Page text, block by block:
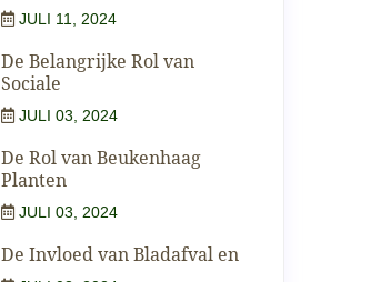
JULI 11, 2024
De Belangrijke Rol van
Sociale
JULI 03, 2024
De Rol van Beukenhaag
Planten
JULI 03, 2024
De Invloed van Bladafval en